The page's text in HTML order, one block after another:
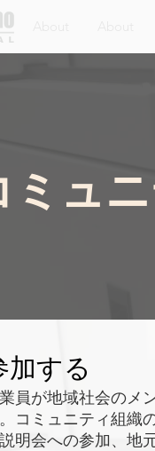
ミュ
加する
員が地域社会のメ
コミュニティ組織
明会への参加、地